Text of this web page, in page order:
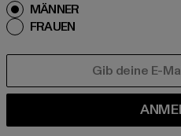
MÄNNER
FRAUEN